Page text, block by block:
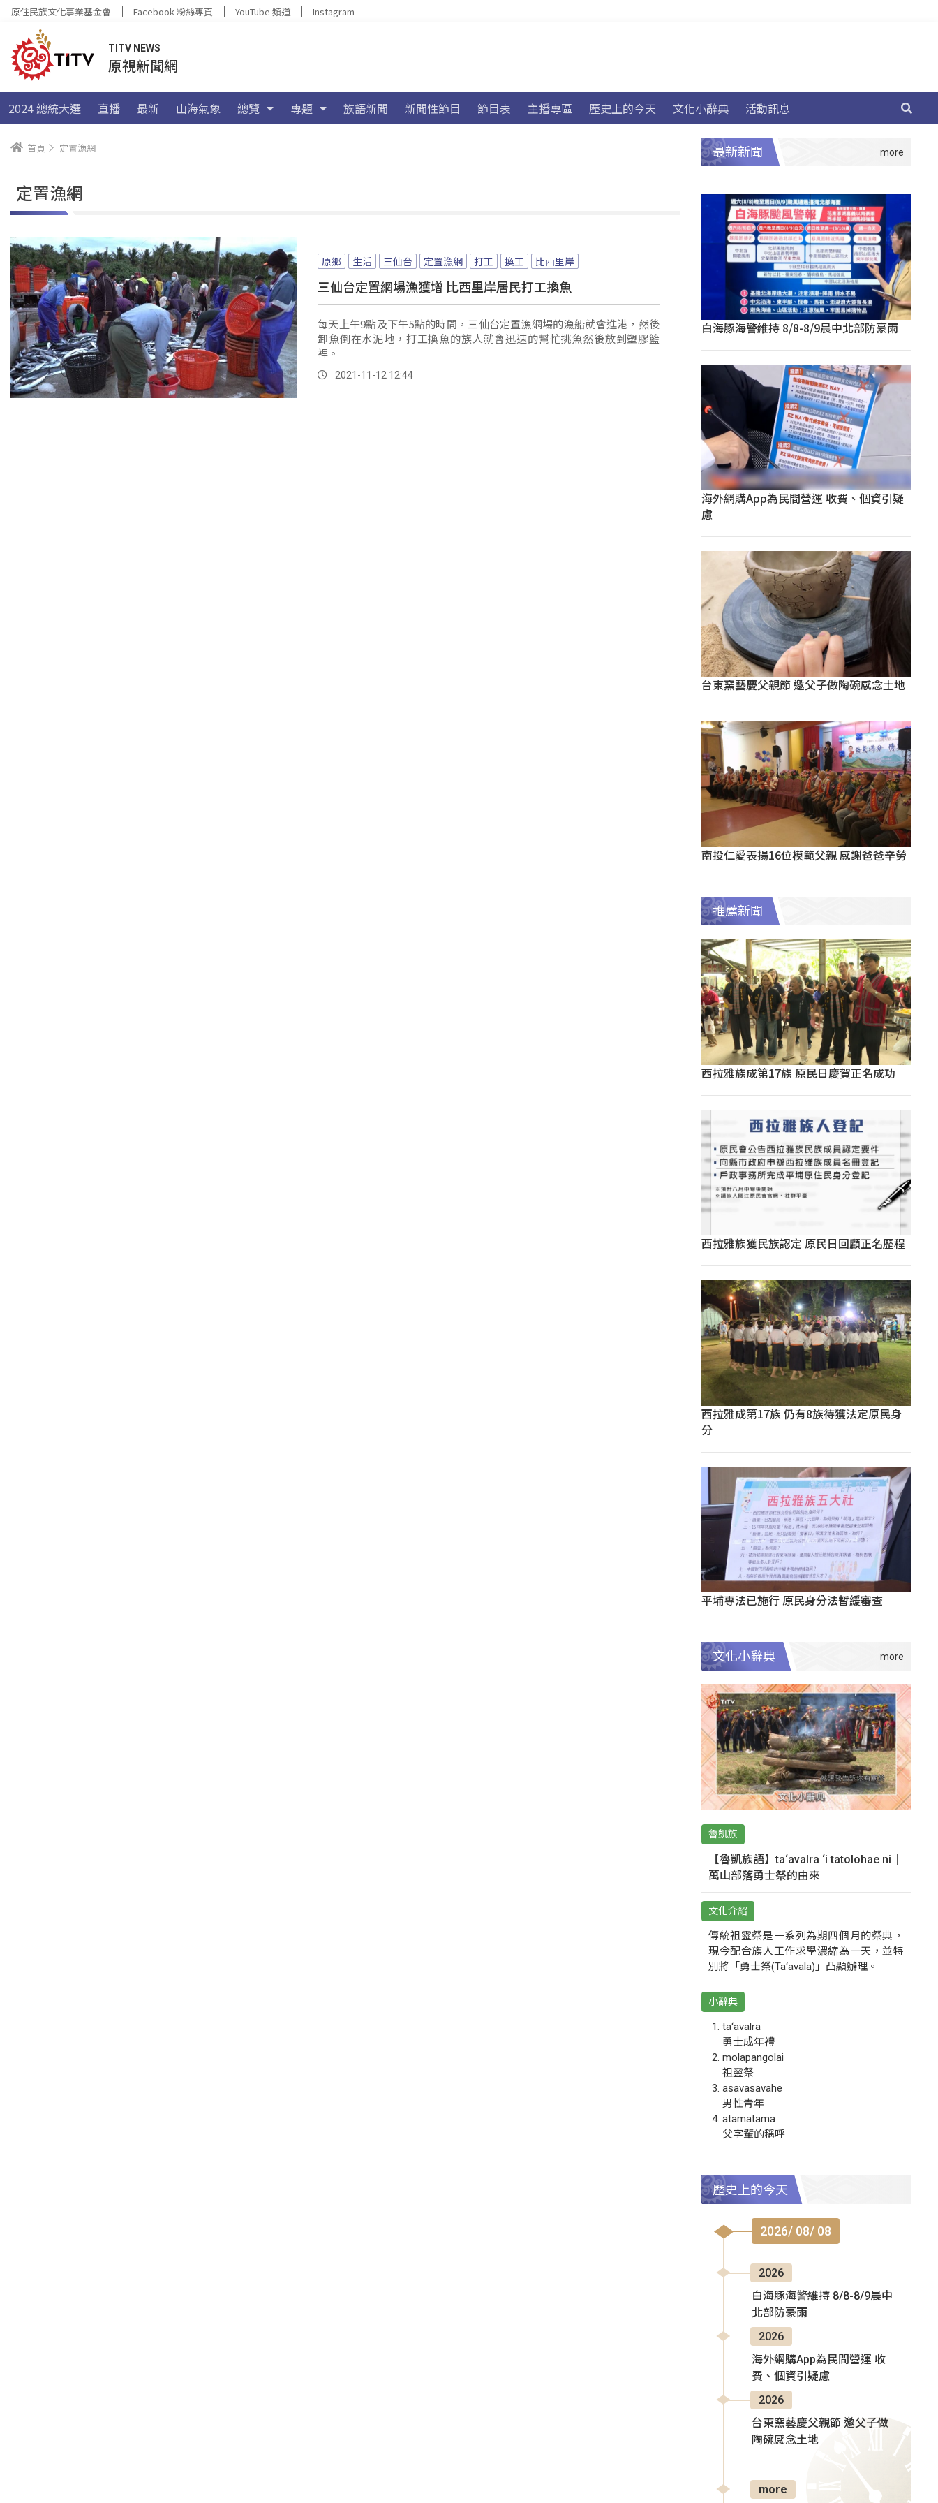
原住民族文化事業基金會 Facebook 粉絲專頁 YouTube 頻道 Instagram
TITV NEWS
原視新聞網
2024 總統大選 直播 最新 山海氣象 總覽 專題 族語新聞 新聞性節目 節目表 主播專區 歷史上的今天 文化小辭典 活動訊息
首頁 定置漁網
定置漁網
原鄉 生活 三仙台 定置漁網 打工 換工 比西里岸
三仙台定置網場漁獲增 比西里岸居民打工換魚
每天上午9點及下午5點的時間，三仙台定置漁網場的漁船就會進港，然後
卸魚倒在水泥地，打工換魚的族人就會迅速的幫忙挑魚然後放到塑膠籃
裡。
2021-11-12 12:44
最新新聞
白海豚海警維持 8/8-8/9晨中北部防豪雨
海外網購App為民間營運 收費、個資引疑
慮
台東窯藝慶父親節 邀父子做陶碗感念土地
南投仁愛表揚16位模範父親 感謝爸爸辛勞
推薦新聞
西拉雅族成第17族 原民日慶賀正名成功
西拉雅族獲民族認定 原民日回顧正名歷程
西拉雅成第17族 仍有8族待獲法定原民身
分
平埔專法已施行 原民身分法暫緩審查
文化小辭典
魯凱族
【魯凱族語】ta‘avalra ‘i tatolohae ni｜
萬山部落勇士祭的由來
文化介紹
傳統祖靈祭是一系列為期四個月的祭典，
現今配合族人工作求學濃縮為一天，並特
別將「勇士祭(Ta‘avala)」凸顯辦理。
小辭典
ta‘avalra
勇士成年禮
molapangolai
祖靈祭
asavasavahe
男性青年
atamatama
父字輩的稱呼
歷史上的今天
2026/ 08/ 08
2026
白海豚海警維持 8/8-8/9晨中
北部防豪雨
2026
海外網購App為民間營運 收
費、個資引疑慮
2026
台東窯藝慶父親節 邀父子做
陶碗感念土地
more